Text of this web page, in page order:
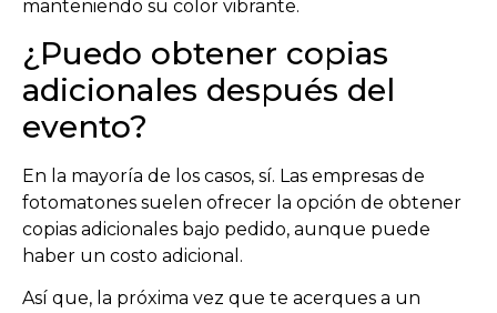
manteniendo su color vibrante.
¿Puedo obtener copias
adicionales después del
evento?
En la mayoría de los casos, sí. Las empresas de
fotomatones suelen ofrecer la opción de obtener
copias adicionales bajo pedido, aunque puede
haber un costo adicional.
Así que, la próxima vez que te acerques a un